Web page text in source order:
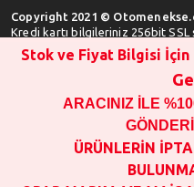
Copyright 2021 ©
Kredi kartı bilgileriniz 256bit SSL
SATIN ALMA
STOK VE
1000 TL VE ÜSTÜ
OPAR MARKA VE MAİS
GARANTİSİ
Stok ve Fiyat Bilgisi İçin
ARACINIZ İLE
ÜRÜNLERİN